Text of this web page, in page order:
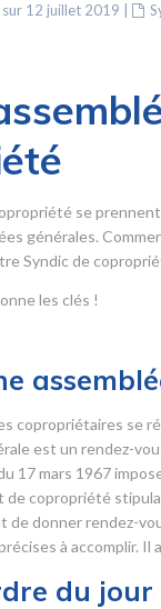
sur 12 juillet 2019
se
générales.
Syndic de
les clés !
copropriétaires
est un rendez-
17 mars 1967
copropriété
de donner rendez-
à accomplir.
du jour